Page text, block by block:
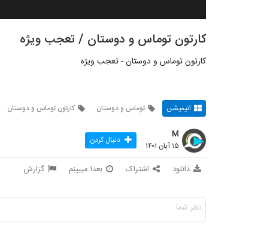
کارتون توماس و دوستان / تعجب ویژه
کارتون توماس و دوستان - تعجب ویژه
انیمیشن توماس و دوستان کارتون توماس و دوستان
M
۱۵ آبان ۱۴۰۱ دنبال کردن
دانلود اشتراک بعدا میبینم گزارش